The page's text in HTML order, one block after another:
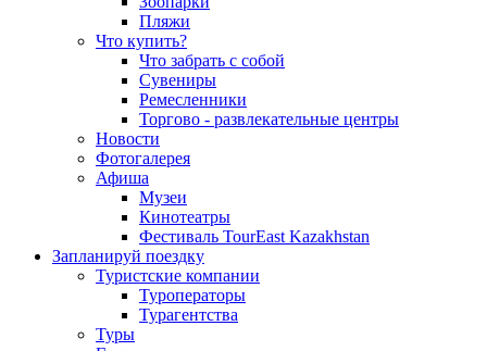
Пляжи
Что купить?
Что забрать с собой
Сувениры
Ремесленники
Торгово - развлекательные центры
Новости
Фотогалерея
Афиша
Музеи
Кинотеатры
Фестиваль TourEast Kazakhstan
Запланируй поездку
Туристские компании
Туроператоры
Турагентства
Туры